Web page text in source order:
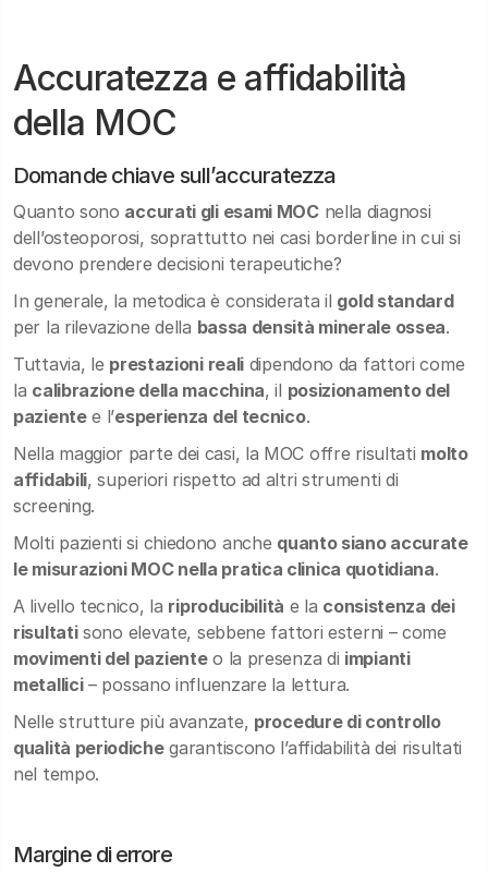
Accuratezza e affidabilità
della MOC
Domande chiave sull’accuratezza
Quanto sono accurati gli esami MOCnella diagnosi
dell’osteoporosi, soprattutto nei casi borderline in cui si
devono prendere decisioni terapeutiche?
In generale, la metodica è considerata il gold standard
per la rilevazione della bassa densità minerale ossea.
Tuttavia, le prestazioni reali dipendono da fattori come
la calibrazione della macchina, il posizionamento del
pazientee l’esperienza del tecnico.
Nella maggior parte dei casi, la MOC offre risultati molto
affidabili, superiori rispetto ad altri strumenti di
screening.
Molti pazienti si chiedono anche quanto siano accurate
le misurazioni MOC nella pratica clinica quotidiana.
A livello tecnico, la riproducibilità e la consistenza dei
risultatisono elevate, sebbene fattori esterni – come
movimenti del pazienteo la presenza di impianti
metallici– possano influenzare la lettura.
Nelle strutture più avanzate, procedure di controllo
qualità periodichegarantiscono l’affidabilità dei risultati
nel tempo.
Margine di errore